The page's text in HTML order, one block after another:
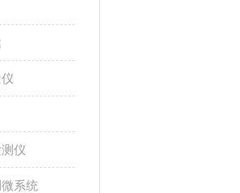
仪
系统